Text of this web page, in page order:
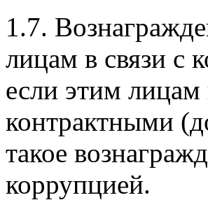
1.7.
лицам в связи с
если этим
контрактными
такое
коррупцией.